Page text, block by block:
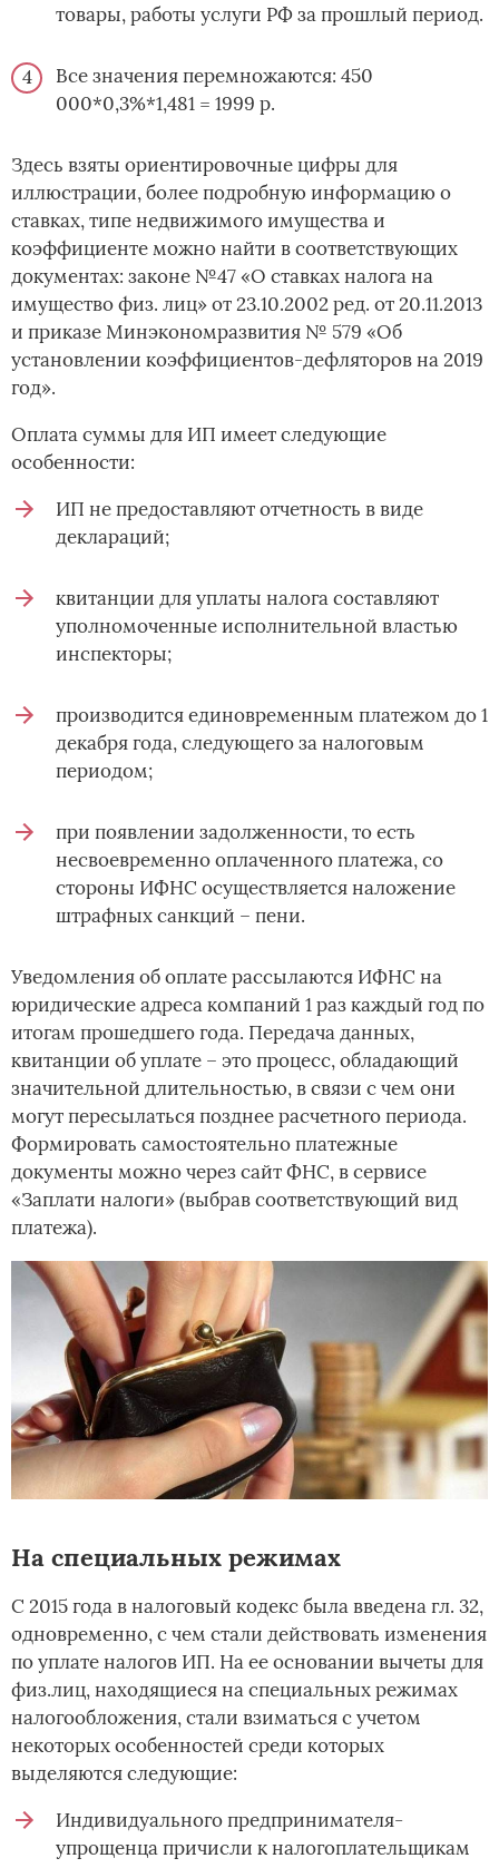
товары, работы услуги РФ за прошлый период.
Все значения перемножаются: 450
000*0,3%*1,481 = 1999 р.
Здесь взяты ориентировочные цифры для
иллюстрации, более подробную информацию о
ставках, типе недвижимого имущества и
коэффициенте можно найти в соответствующих
документах: законе №47 «О ставках налога на
имущество физ. лиц» от 23.10.2002 ред. от 20.11.2013
и приказе Минэкономразвития № 579 «Об
установлении коэффициентов-дефляторов на 2019
год».
Оплата суммы для ИП имеет следующие
особенности:
ИП не предоставляют отчетность в виде
деклараций;
квитанции для уплаты налога составляют
уполномоченные исполнительной властью
инспекторы;
производится единовременным платежом до 1
декабря года, следующего за налоговым
периодом;
при появлении задолженности, то есть
несвоевременно оплаченного платежа, со
стороны ИФНС осуществляется наложение
штрафных санкций – пени.
Уведомления об оплате рассылаются ИФНС на
юридические адреса компаний 1 раз каждый год по
итогам прошедшего года. Передача данных,
квитанции об уплате – это процесс, обладающий
значительной длительностью, в связи с чем они
могут пересылаться позднее расчетного периода.
Формировать самостоятельно платежные
документы можно через сайт ФНС, в сервисе
«Заплати налоги» (выбрав соответствующий вид
платежа).
На специальных режимах
С 2015 года в налоговый кодекс была введена гл. 32,
одновременно, с чем стали действовать изменения
по уплате налогов ИП. На ее основании вычеты для
физ.лиц, находящиеся на специальных режимах
налогообложения, стали взиматься с учетом
некоторых особенностей среди которых
выделяются следующие:
Индивидуального предпринимателя-
упрощенца причисли к налогоплательщикам